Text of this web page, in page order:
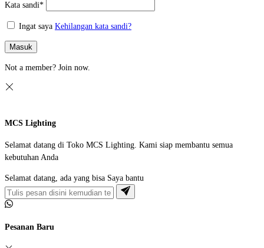
Kata sandi*
Ingat saya Kehilangan kata sandi?
Masuk
Not a member? Join now.
MCS Lighting
Selamat datang di Toko MCS Lighting. Kami siap membantu semua
kebutuhan Anda
Selamat datang, ada yang bisa Saya bantu
Pesanan Baru